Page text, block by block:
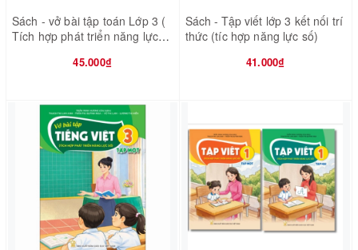
Sách - vở bài tập toán Lớp 3 (
Tích hợp phát triển năng lực
45.000₫
Sách - Tập viết lớp 3 kết nối trí
thức (tíc hợp năng lực số)
41.000₫